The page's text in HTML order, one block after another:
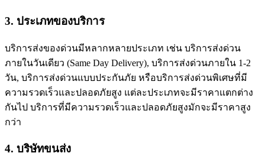
3. ประเภทของบริการ
บริการส่งของด่วนมีหลากหลายประเภท เช่น บริการส่งด่วน
ภายในวันเดียว (Same Day Delivery), บริการส่งด่วนภายใน 1-2
วัน, บริการส่งด่วนแบบประกันภัย หรือบริการส่งด่วนพิเศษที่มี
ความรวดเร็วและปลอดภัยสูง แต่ละประเภทจะมีราคาแตกต่าง
กันไป บริการที่มีความรวดเร็วและปลอดภัยสูงมักจะมีราคาสูง
กว่า
4. บริษัทขนส่ง